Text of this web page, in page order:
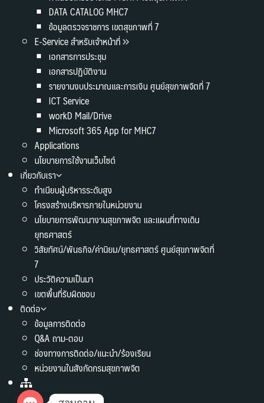
DATA CATALOG MHC7
ข้อมูลตรวจราชการ เขตสุขภาพที่ 7
E-Service สำหรับเจ้าหน้าที่
เอกสารการประชุม
เอกสารปฏิบัติงาน
รายงานงบประมาณและการเงิน ศูนย์สุขภาพจิตที่ 7
ICT Service
workD Mail/Drive
Microsoft 365 App for MHC7
Applications
นโยบายการใช้งานเว็บไซต์
เกี่ยวกับเรา
ทำเนียบผู้บริหารระดับสูง
โครงสร้างบริหารภายในหน่วยงาน
นโยบายการพัฒนางานสุขภาพจิต และแผนที่ทางเดิน
ยุทธศาสตร์
วิสัยทัศน์/พันธกิจ/ค่านิยม/ยุทธศาสตร์ ศูนย์สุขภาพจิตที่
7
ประวัติความเป็นมา
เขตพื้นที่รับผิดชอบ
ติดต่อ
ข้อมูลการติดต่อ
Q&A ถาม-ตอบ
ช่องทางการติดต่อ/แนะนำ/ร้องเรียน
หน่วยงานในสังกัดกรมสุขภาพจิต